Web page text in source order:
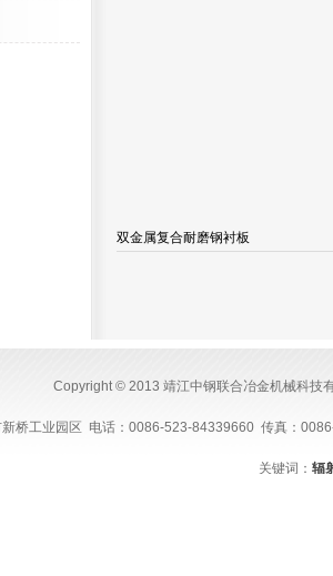
双金属复合耐磨钢衬板
Copyright © 2013 靖江中钢联合冶金机械科技
新桥工业园区 电话：0086-523-84339660 传真：
关键词：辐